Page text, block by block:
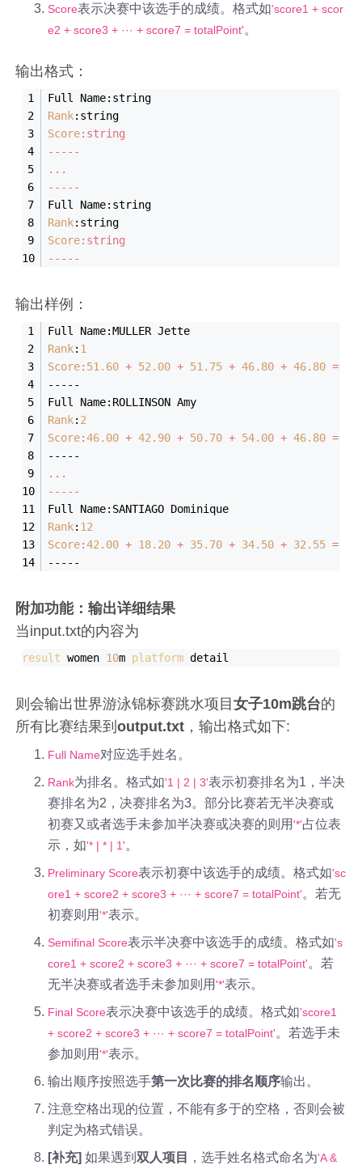
Score表示决赛中该选手的成绩。格式如'score1 + scor
e2 + score3 + ··· + score7 = totalPoint'。
输出格式：
Full Name:string
Rank:string
Score:string
-----
...
-----
Full Name:string
Rank:string
Score:string
-----
输出样例：
Full Name:MULLER Jette
Rank: 1
Score: 51.60 + 52.00 + 51.75 + 46.80 + 46.80 =
-----
Full Name:ROLLINSON Amy
Rank: 2
Score:46.00 + 42.90 + 50.70 + 54.00 + 46.80 =
-----
...
-----
Full Name:SANTIAGO Dominique
Rank: 12
Score:42.00 + 18.20 + 35.70 + 34.50 + 32.55 =
-----
附加功能：输出详细结果
当input.txt的内容为
result women 10m platform
则会输出世界游泳锦标赛跳水项目女子10m跳台的
所有比赛结果到output.txt ，输出格式如下:
Full Name对应选手姓名。
Rank为排名。格式如'1 | 2 | 3'表示初赛排名为1，半决
赛排名为2，决赛排名为3。部分比赛若无半决赛或
初赛又或者选手未参加半决赛或决赛的则用'*'占位表
示，如'* | * | 1'。
Preliminary Score表示初赛中该选手的成绩。格式如'sc
ore1 + score2 + score3 + ··· + score7 = totalPoint'。若无
初赛则用'*'表示。
Semifinal Score表示半决赛中该选手的成绩。格式如's
core1 + score2 + score3 + ··· + score7 = totalPoint'。若
无半决赛或者选手未参加则用'*'表示。
Final Score表示决赛中该选手的成绩。格式如'score1
+ score2 + score3 + ··· + score7 = totalPoint'。若选手未
参加则用'*'表示。
输出顺序按照选手第一次比赛的排名顺序输出。
注意空格出现的位置，不能有多于的空格，否则会被
判定为格式错误。
[补充] 如果遇到双人项目 ，选手姓名格式命名为'A &